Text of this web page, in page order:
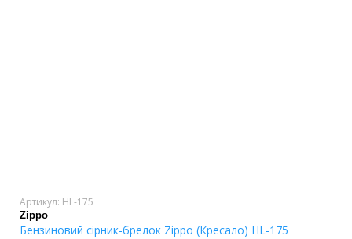
Артикул: HL-175
Zippo
Бензиновий сірник-брелок Zippo (Кресало) HL-175